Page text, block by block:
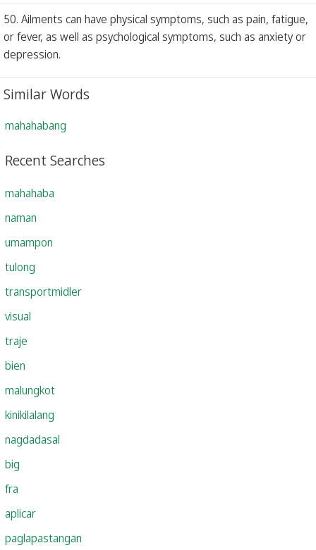
50. Ailments can have physical symptoms, such as pain, fatigue,
or fever, as well as psychological symptoms, such as anxiety or
depression.
Similar Words
mahahabang
Recent Searches
mahahaba
naman
umampon
tulong
transportmidler
visual
traje
bien
malungkot
kinikilalang
nagdadasal
big
fra
aplicar
paglapastangan